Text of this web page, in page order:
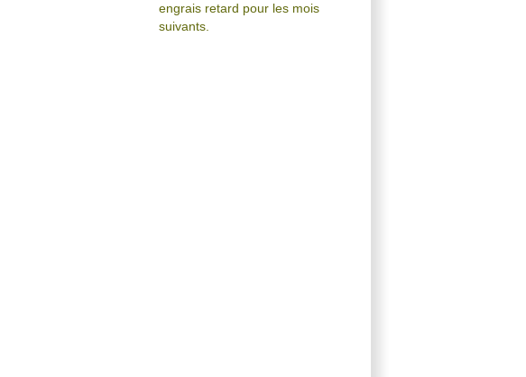
engrais retard pour les mois
suivants.